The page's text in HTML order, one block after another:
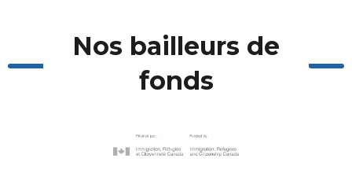
Nos bailleurs de
fonds